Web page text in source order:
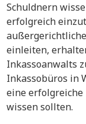
Schuldnern
erfolgreich
einleiten,
Inkassoanwalts
Inkassobüros in
eine erfolgreiche
wissen sollten.